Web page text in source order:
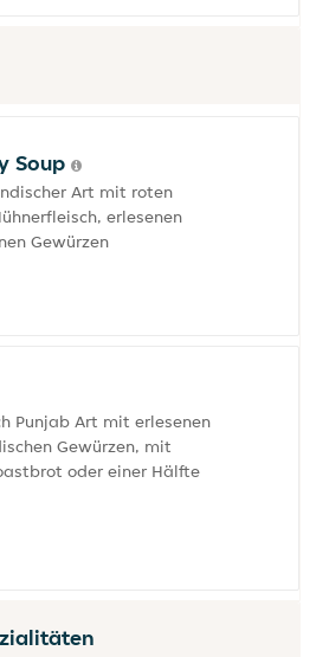
Soup
Art mit roten
erlesenen
Gewürzen
Punjab Art mit erlesenen
Gewürzen, mit
oder einer Hälfte